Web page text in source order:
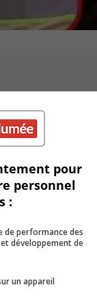
2021.
denrées et
dépannage
ainsi qu’en
pour
personnel
:
de performance des
développement de
un appareil